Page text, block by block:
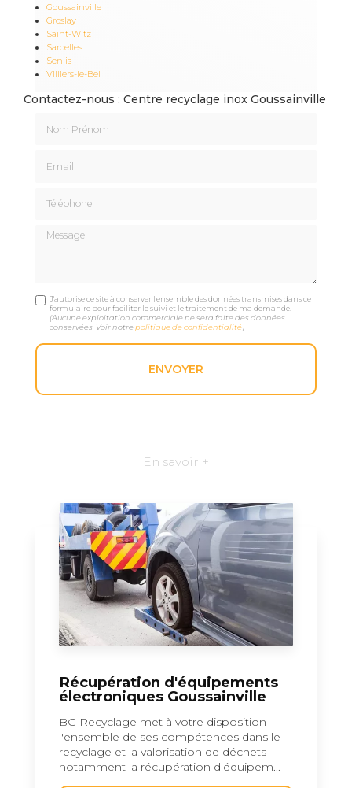
Goussainville
Groslay
Saint-Witz
Sarcelles
Senlis
Villiers-le-Bel
Contactez-nous : Centre recyclage inox Goussainville
Message
J'autorise ce site à conserver l'ensemble des données transmises dans ce
formulaire pour faciliter le suivi et le traitement de ma demande.
(Aucune exploitation commerciale ne sera faite des données
conservées. Voir notrepolitique de confidentialité)
En savoir +
Récupération d'équipements
électroniques Goussainville
BG Recyclage met à votre disposition
l'ensemble de ses compétences dans le
recyclage et la valorisation de déchets
notamment la récupération d'équipem...